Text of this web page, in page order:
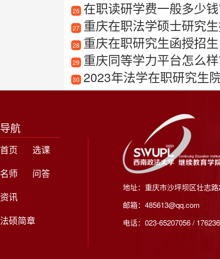
26 在职读研学费一般多少
27 重庆在职法学硕士研究
28 重庆在职研究生函授招生
29 重庆同等学力平台怎么样
30 2023年法学在职研究生院
导航
首页
选课
名师
问答
资讯
法硕简章
地址：重庆市沙坪坝区壮志
邮箱：485613@qq.com
电话：023-65207056 /